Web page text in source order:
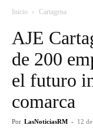
Inicio Cartagena
AJE
de 200
el futuro
comarca
Por LasNoticiasRM - 12